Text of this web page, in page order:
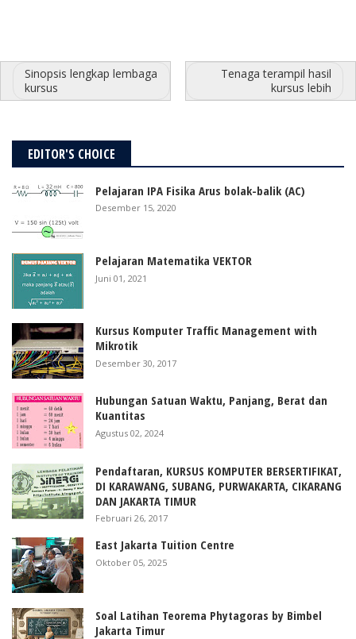
Sinopsis lengkap lembaga
kursus
Tenaga terampil hasil
kursus lebih
EDITOR'S CHOICE
Pelajaran IPA Fisika Arus bolak-balik (AC)
Desember 15, 2020
Pelajaran Matematika VEKTOR
Juni 01, 2021
Kursus Komputer Traffic Management with
Mikrotik
Desember 30, 2017
Hubungan Satuan Waktu, Panjang, Berat dan
Kuantitas
Agustus 02, 2024
Pendaftaran, KURSUS KOMPUTER BERSERTIFIKAT,
DI KARAWANG, SUBANG, PURWAKARTA, CIKARANG
DAN JAKARTA TIMUR
Februari 26, 2017
East Jakarta Tuition Centre
Oktober 05, 2025
Soal Latihan Teorema Phytagoras by Bimbel
Jakarta Timur